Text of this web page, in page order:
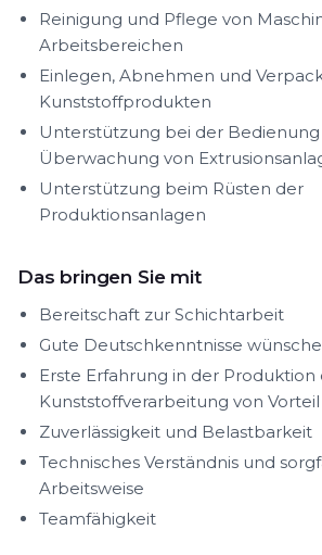
Reinigung und Pflege von
Arbeitsbereichen
Einlegen, Abnehmen und
Kunststoffprodukten
Unterstützung bei der
Überwachung von
Unterstützung beim Rüsten der
Produktionsanlagen
Das bringen Sie mit
Bereitschaft zur Schichtarbeit
Gute Deutschkenntnisse
Erste Erfahrung in der Produktion
Kunststoffverarbeitung von Vorteil
Zuverlässigkeit und Belastbarkeit
Technisches Verständnis und
Arbeitsweise
Teamfähigkeit